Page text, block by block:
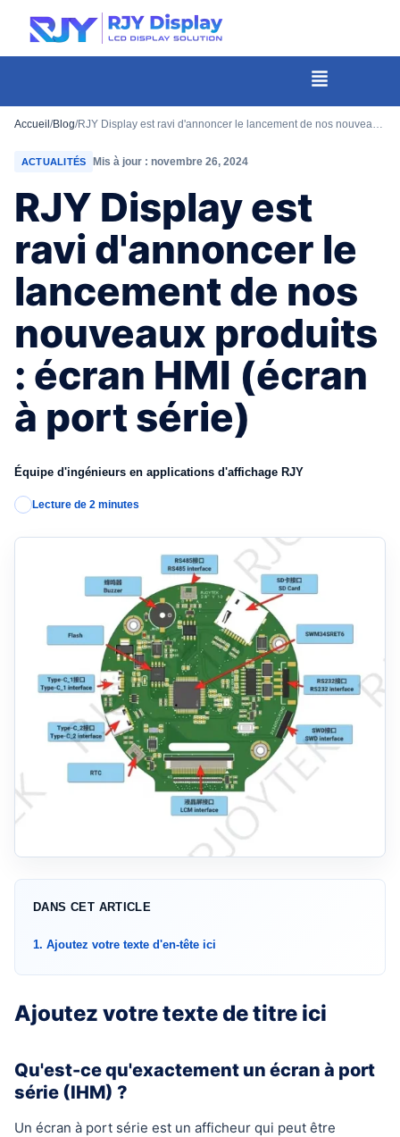
Hauteur
personnalisée
fenêtre
Menu
Accueil /Blog/ RJY Display est ravi d'annoncer le lancement de nos nouveaux produits : écran HMI (écran à port série)
ACTUALITÉS Mis à jour : novembre 26, 2024
RJY Display est
ravi d'annoncer le
lancement de nos
nouveaux produits
: écran HMI (écran
à port série)
Équipe d'ingénieurs en applications d'affichage RJY
Lecture de 2 minutes
DANS CET ARTICLE
1. Ajoutez votre texte d'en-tête ici
Ajoutez votre texte de titre ici
Qu'est-ce qu'exactement un écran à port
série (IHM) ?
Un écran à port série est un afficheur qui peut être